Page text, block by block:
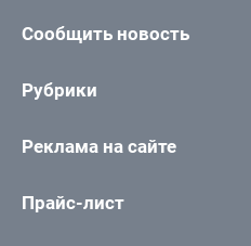
Сообщить новость
Рубрики
Реклама на сайте
Прайс-лист